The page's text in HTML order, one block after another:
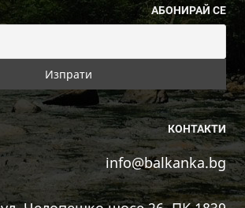
АБОНИРАЙ СЕ
КОНТАКТИ
info@balkanka.bg